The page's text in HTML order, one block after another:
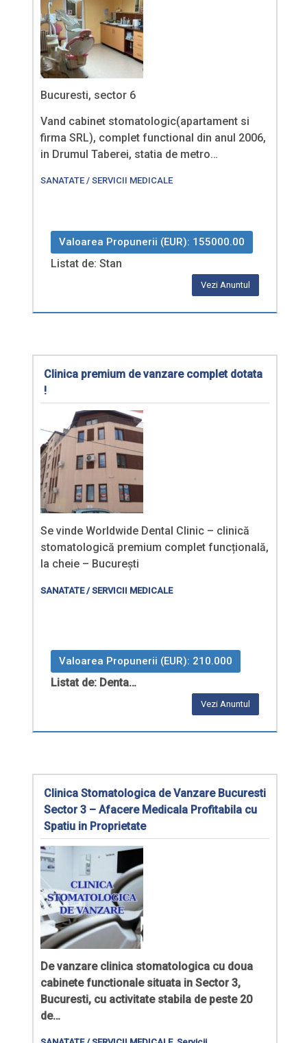
Bucuresti, sector 6
Vand cabinet stomatologic(apartament si
firma SRL), complet functional din anul 2006,
in Drumul Taberei, statia de metro…
SANATATE / SERVICII MEDICALE
Valoarea Propunerii (EUR): 155000.00
Listat de: Stan
Vezi Anuntul
Clinica premium de vanzare complet dotata
!
Se vinde Worldwide Dental Clinic – clinică
stomatologică premium complet funcțională,
la cheie – București
SANATATE / SERVICII MEDICALE
Valoarea Propunerii (EUR): 210.000
Listat de: Denta…
Vezi Anuntul
Clinica Stomatologica de Vanzare Bucuresti
Sector 3 – Afacere Medicala Profitabila cu
Spatiu in Proprietate
De vanzare clinica stomatologica cu doua
cabinete functionale situata in Sector 3,
Bucuresti, cu activitate stabila de peste 20
de…